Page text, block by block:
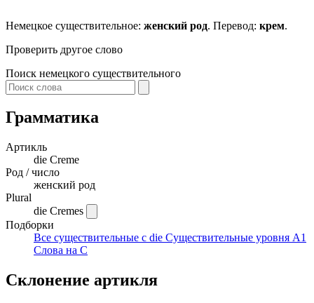
Немецкое существительное: женский род. Перевод: крем.
Проверить другое слово
Поиск немецкого существительного
Грамматика
Артикль
die Creme
Род / число
женский род
Plural
die Cremes
Подборки
Все существительные с die Существительные уровня A1
Слова на C
Склонение артикля